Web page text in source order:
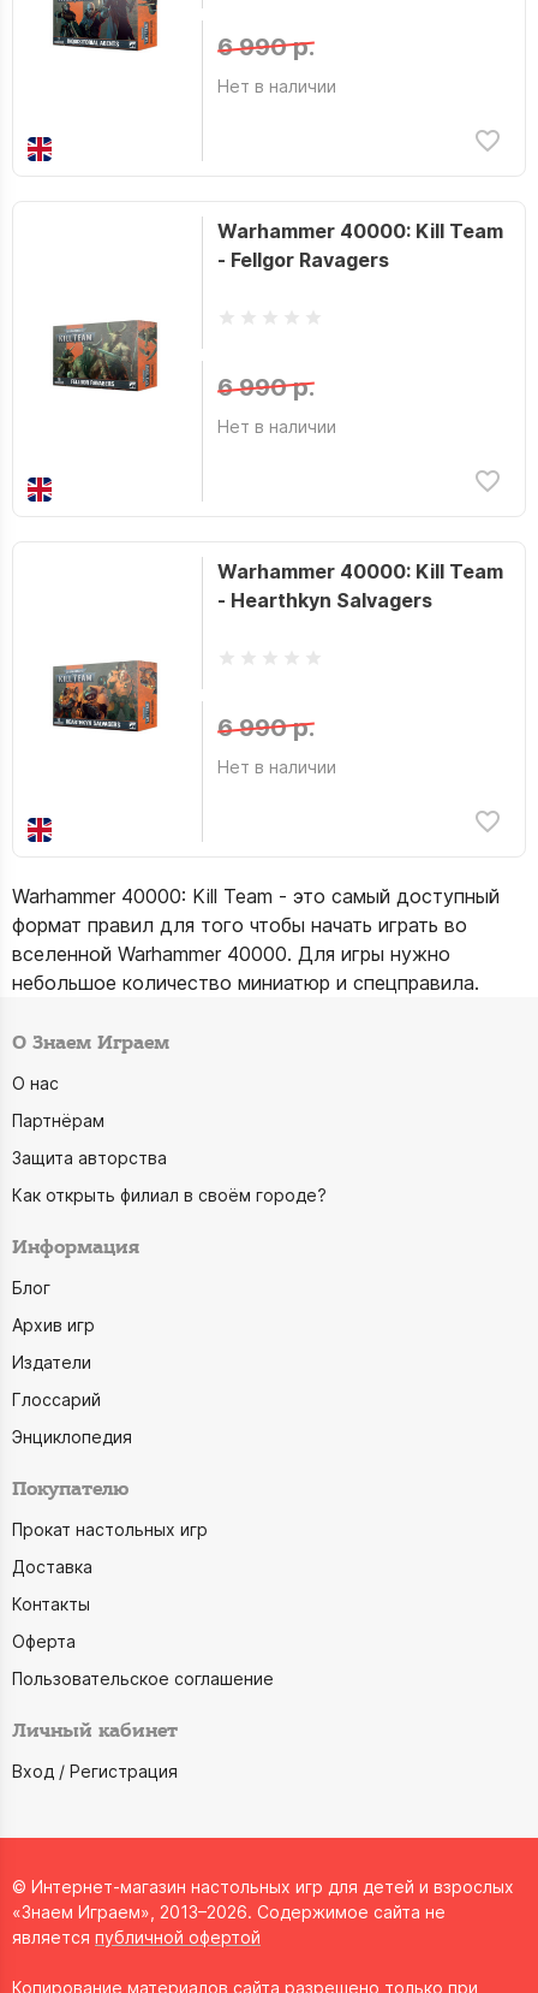
6 990 р.
Нет в наличии
Warhammer 40000: Kill Team
- Fellgor Ravagers
6 990 р.
Нет в наличии
Warhammer 40000: Kill Team
- Hearthkyn Salvagers
6 990 р.
Нет в наличии
Warhammer 40000: Kill Team - это самый доступный
формат правил для того чтобы начать играть во
вселенной Warhammer 40000. Для игры нужно
небольшое количество миниатюр и спецправила.
О Знаем Играем
О нас
Партнёрам
Защита авторства
Как открыть филиал в своём городе?
Информация
Блог
Архив игр
Издатели
Глоссарий
Энциклопедия
Покупателю
Прокат настольных игр
Доставка
Контакты
Оферта
Пользовательское соглашение
Личный кабинет
Вход / Регистрация
© Интернет-магазин настольных игр для детей и взрослых
«Знаем Играем», 2013–2026. Содержимое сайта не
является публичной офертой
Копирование материалов сайта разрешено только при